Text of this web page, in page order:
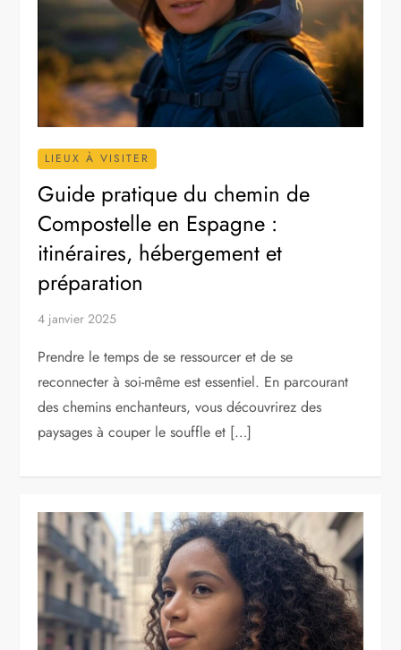
LIEUX À VISITER
Guide pratique du chemin de
Compostelle en Espagne :
itinéraires, hébergement et
préparation
4 janvier 2025
Prendre le temps de se ressourcer et de se
reconnecter à soi-même est essentiel. En parcourant
des chemins enchanteurs, vous découvrirez des
paysages à couper le souffle et […]